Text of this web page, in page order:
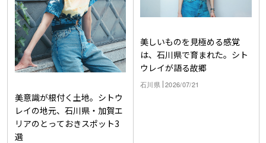
美意識が根付く土地。シトウ
レイの地元、石川県・加賀エ
リアのとっておきスポット3
選
美しいものを見極める感覚
は、石川県で育まれた。シト
ウレイが語る故郷
石川県 2026/07/21